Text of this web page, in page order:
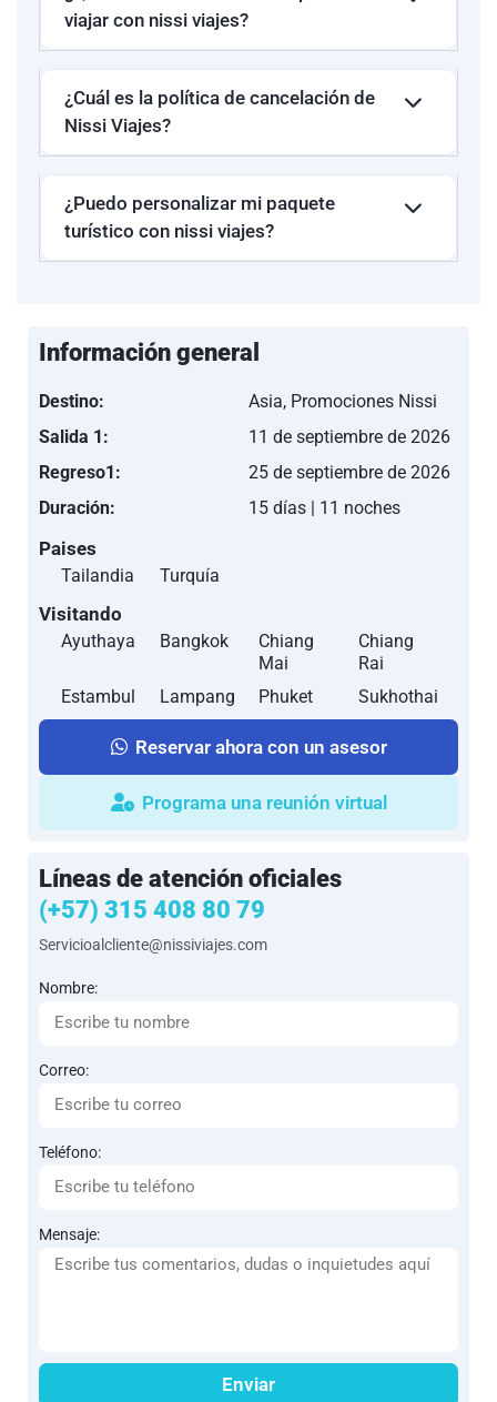
viajar con nissi viajes?
¿Cuál es la política de cancelación de
Nissi Viajes?
¿Puedo personalizar mi paquete
turístico con nissi viajes?
Información general
Destino:
Asia, Promociones Nissi
Salida 1:
11 de septiembre de 2026
Regreso1:
25 de septiembre de 2026
Duración:
15 días | 11 noches
Paises
Tailandia Turquía
Visitando
Ayuthaya Bangkok
Chiang
Mai
Chiang
Rai
Estambul
Lampang Phuket Sukhothai
Reservar ahora con un asesor
Programa una reunión virtual
Líneas de atención oficiales
(+57) 315 408 80 79
Servicioalcliente@nissiviajes.com
Nombre:
Correo:
Teléfono:
Mensaje:
Enviar